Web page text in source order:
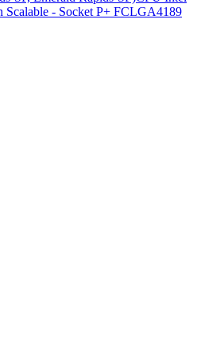
Scalable - Socket P+ FCLGA4189